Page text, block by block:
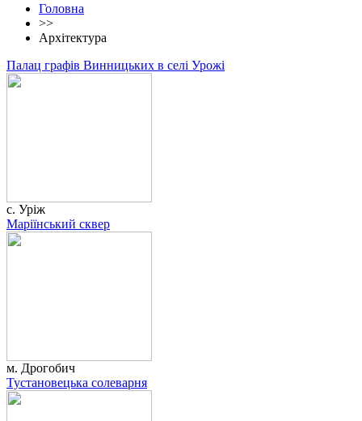
Головна
>>
Архітектура
Палац графів Винницьких в селі Урожі
с. Уріж
Маріїнський сквер
м. Дрогобич
Тустановецька солеварня